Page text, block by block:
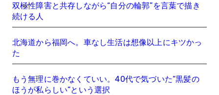
双極性障害と共存しながら“自分の輪郭”を言葉で描き
続ける人
北海道から福岡へ。車なし生活は想像以上にキツかっ
た
もう無理に巻かなくていい。40代で気づいた“黒髪の
ほうが私らしい”という選択